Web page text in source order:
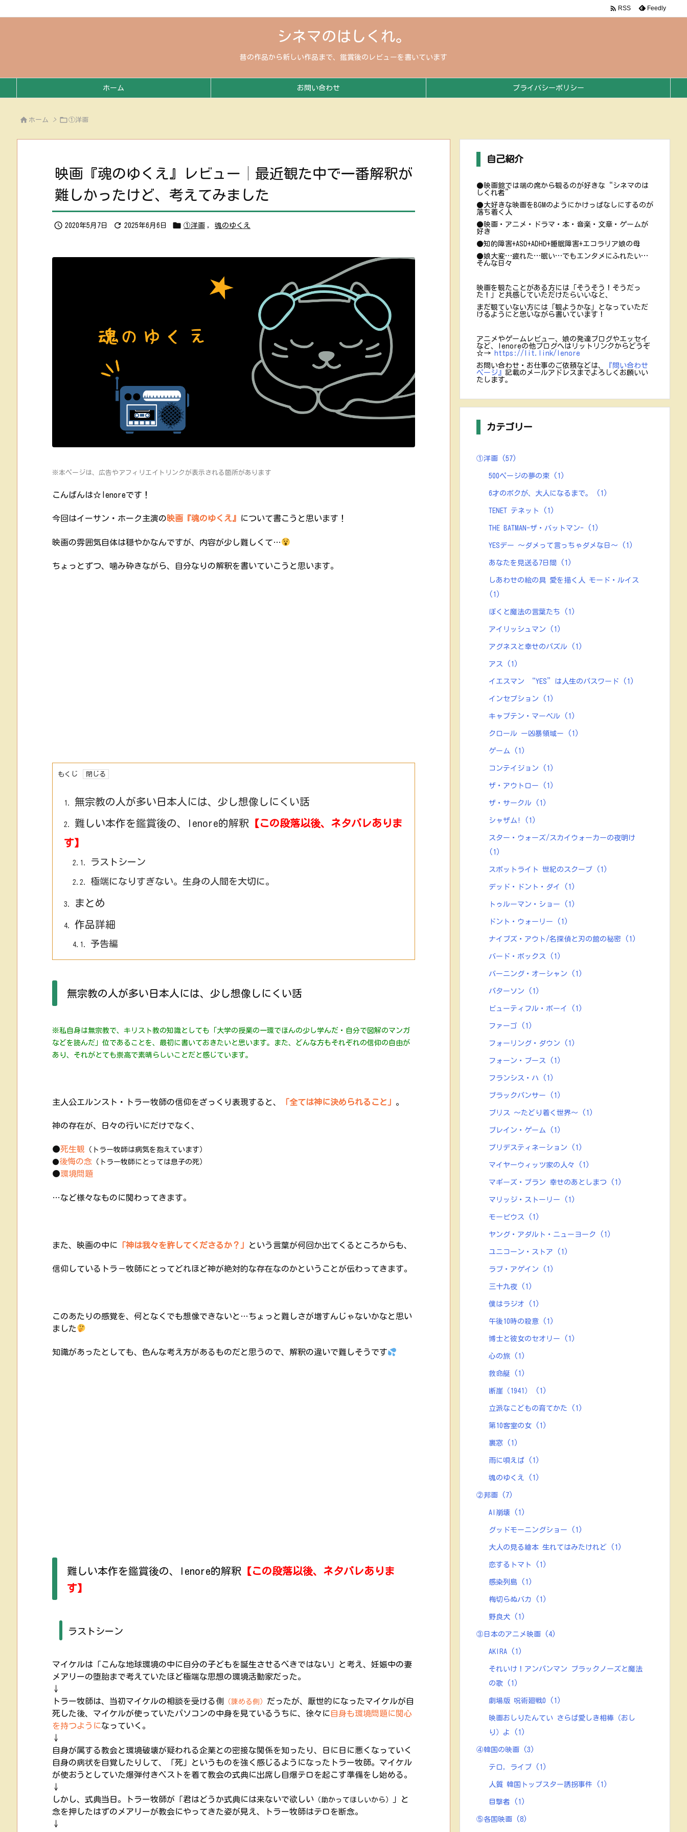
シネマのはしくれ。
昔の作品から新しい作品まで、鑑賞後のレビューを書いています
ホーム お問い合わせ プライバシーポリシー
 RSS Feedly
 ホーム > ①洋画
映画『魂のゆくえ』レビュー│最近観た中で一番解釈が
難しかったけど、考えてみました
 2020年5月7日  2025年6月6日  ①洋画 , 魂のゆくえ
※本ページは、広告やアフィリエイトリンクが表示される箇所があります
こんばんは☆lenoreです！
今回はイーサン・ホーク主演の映画『魂のゆくえ』 について書こうと思います！
映画の雰囲気自体は穏やかなんですが、内容が少し難しくて…
ちょっとずつ、噛み砕きながら、自分なりの解釈を書いていこうと思います。
もくじ
1. 無宗教の人が多い日本人には、少し想像しにくい話
2. 難しい本作を鑑賞後の、lenore的解釈 【この段落以後、ネタバレありま
す】
2.1. ラストシーン
2.2. 極端になりすぎない。生身の人間を大切に。
3. まとめ
4. 作品詳細
4.1. 予告編
無宗教の人が多い日本人には、少し想像しにくい話
※私自身は無宗教で、キリスト教の知識としても「大学の授業の一環でほんの少し学んだ・自分で図解のマンガ
などを読んだ」位であることを、最初に書いておきたいと思います。
また、どんな方もそれぞれの信仰の自由が
あり、それがとても崇高で素晴らしいことだと感じています。
主人公エルンスト・トラー牧師の信仰をざっくり表現すると、 「全ては神に決められること」 。
神の存在が、日々の行いにだけでなく、
●死生観 （トラー牧師は病気を抱えています）
●後悔の念 （トラー牧師にとっては息子の死）
●環境問題
…など様々なものに関わってきます。
また、映画の中に 「神は我々を許してくださるか？」 という言葉が何回か出てくるところからも、
信仰しているトラ－牧師にとってどれほど神が絶対的な存在なのかということが伝わってきます。
このあたりの感覚を、何となくでも想像できないと…ちょっと難しさが増すんじゃないかなと思い
ました
知識があったとしても、色んな考え方があるものだと思うので、解釈の違いで難しそうです
難しい本作を鑑賞後の、lenore的解釈 【この段落以後、ネタバレありま
す】
ラストシーン
マイケルは「こんな地球環境の中に自分の子どもを誕生させるべきではない」と考え、妊娠中の妻
メアリーの堕胎まで考えていたほど極端な思想の環境活動家だった。
↓
トラー牧師は、当初マイケルの相談を受ける側
（諌める側） だったが、厭世的になったマイケルが自
死した後、マイケルが使っていたパソコンの中身を見ているうちに、徐々に自身も環境問題に関心
を持つようになっていく。
↓
自身が属する教会と環境破壊が疑われる企業との密接な関係を知ったり、日に日に悪くなっていく
自身の病状を自覚したりして、「死」というものを強く感じるようになったトラー牧師。マイケル
が使おうとしていた爆弾付きベストを着て教会の式典に出席し自爆テロを起こす準備をし始める。
↓
しかし、式典当日。トラー牧師が「君はどうか式典には来ないで欲しい （助かってほしいから）
」と
念を押したはずのメアリーが教会にやってきた姿が見え、トラー牧師はテロを断念。
↓
自己紹介
●映画館では端の席から観るのが好きな“シネマのは
しくれ者”
●大好きな映画をBGMのようにかけっぱなしにするのが
落ち着く人
●映画・アニメ・ドラマ・本・音楽・文章・ゲームが
好き
●知的障害+ASD+ADHD+睡眠障害+エコラリア娘の母
●娘大変…疲れた…眠い…でもエンタメにふれたい…
そんな日々
映画を観たことがある方には「そうそう！そうだっ
た！」と共感していただけたらいいなと、
まだ観ていない方には「観ようかな」となっていただ
けるようにと思いながら書いています！
アニメやゲームレビュー、娘の発達ブログやエッセイ
など、lenoreの他ブログへはリットリンクからどうぞ
☆→
https://lit.link/lenore
お問い合わせ・お仕事のご依頼などは、
『問い合わせ
ページ』 記載のメールアドレスまでよろしくお願いい
たします。
カテゴリー
①洋画 (57)
500ページの夢の束 (1)
6才のボクが、大人になるまで。 (1)
TENET テネット (1)
THE BATMAN-ザ・バットマン- (1)
YESデー ～ダメって言っちゃダメな日～ (1)
あなたを見送る7日間 (1)
しあわせの絵の具 愛を描く人 モード・ルイス
(1)
ぼくと魔法の言葉たち (1)
アイリッシュマン (1)
アグネスと幸せのパズル (1)
アス (1)
イエスマン “YES”は人生のパスワード (1)
インセプション (1)
キャプテン・マーベル (1)
クロール ー凶暴領域ー (1)
ゲーム (1)
コンテイジョン (1)
ザ・アウトロー (1)
ザ・サークル (1)
シャザム! (1)
スター・ウォーズ/スカイウォーカーの夜明け
(1)
スポットライト 世紀のスクープ (1)
デッド・ドント・ダイ (1)
トゥルーマン・ショー (1)
ドント・ウォーリー (1)
ナイブズ・アウト/名探偵と刃の館の秘密 (1)
バード・ボックス (1)
バーニング・オーシャン (1)
パターソン (1)
ビューティフル・ボーイ (1)
ファーゴ (1)
フォーリング・ダウン (1)
フォーン・ブース (1)
フランシス・ハ (1)
ブラックパンサー (1)
ブリス ～たどり着く世界～ (1)
ブレイン・ゲーム (1)
プリデスティネーション (1)
マイヤーウィッツ家の人々 (1)
マギーズ・プラン 幸せのあとしまつ (1)
マリッジ・ストーリー (1)
モービウス (1)
ヤング・アダルト・ニューヨーク (1)
ユニコーン・ストア (1)
ラブ・アゲイン (1)
三十九夜 (1)
僕はラジオ (1)
午後10時の殺意 (1)
博士と彼女のセオリー (1)
心の旅 (1)
救命艇 (1)
断崖（1941） (1)
立派なこどもの育てかた (1)
第10客室の女 (1)
裏窓 (1)
雨に唄えば (1)
魂のゆくえ (1)
②邦画 (7)
AI崩壊 (1)
グッドモーニングショー (1)
大人の見る繪本 生れてはみたけれど (1)
恋するトマト (1)
感染列島 (1)
梅切らぬバカ (1)
野良犬 (1)
③日本のアニメ映画 (4)
AKIRA (1)
それいけ！アンパンマン ブラックノーズと魔法
の歌
(1)
劇場版 呪術廻戦0 (1)
映画おしりたんてい さらば愛しき相棒（おし
り）よ
(1)
④韓国の映画 (3)
テロ，ライブ (1)
人質 韓国トップスター誘拐事件 (1)
目撃者 (1)
⑤各国映画 (8)